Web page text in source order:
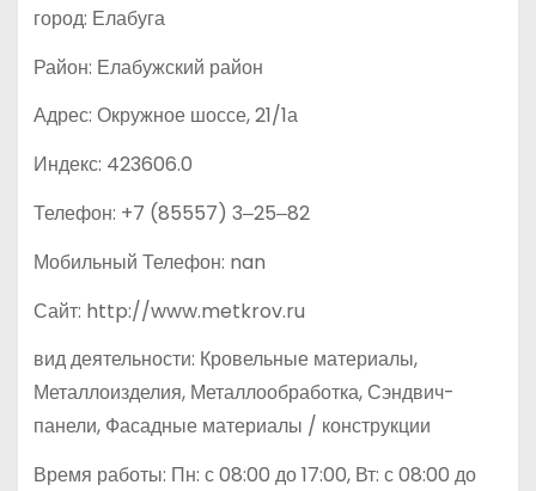
город: Елабуга
Район: Елабужский район
Адрес: Окружное шоссе, 21/1а
Индекс: 423606.0
Телефон: +7 (85557) 3‒25‒82
Мобильный Телефон: nan
Сайт: http://www.metkrov.ru
вид деятельности: Кровельные материалы,
Металлоизделия, Металлообработка, Сэндвич-
панели, Фасадные материалы / конструкции
Время работы: Пн: с 08:00 до 17:00, Вт: с 08:00 до